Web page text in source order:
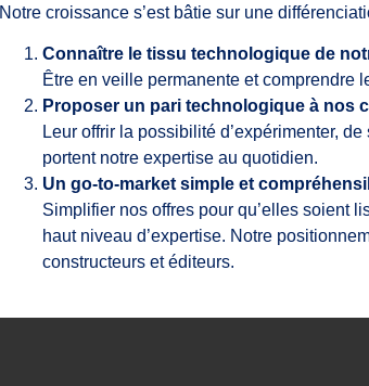
Notre croissance s’est bâtie sur une
Connaître le tissu technologique de
Être en veille permanente et comprendre
Proposer un pari technologique à nos
Leur offrir la possibilité d’expérimenter,
portent notre expertise au quotidien.
Un go-to-market simple et
Simplifier nos offres pour qu’elles soient
haut niveau d’expertise. Notre
constructeurs et éditeurs.